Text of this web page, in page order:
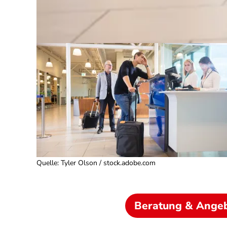
Quelle: Tyler Olson / stock.adobe.com
Beratung &